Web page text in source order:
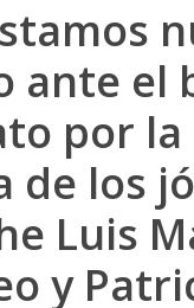
ante el
por la
de los
Luis
y